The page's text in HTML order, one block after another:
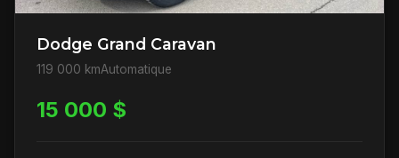
Dodge Grand Caravan
119 000 kmAutomatique
15 000 $